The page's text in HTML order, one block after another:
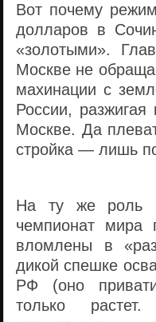
Вот почему
долларов в
«золотыми».
Москве не
махинации с
России,
Москве. Да
стройка — лишь
На ту же роль
чемпионат
вломлены в
дикой спешке
РФ (оно
только